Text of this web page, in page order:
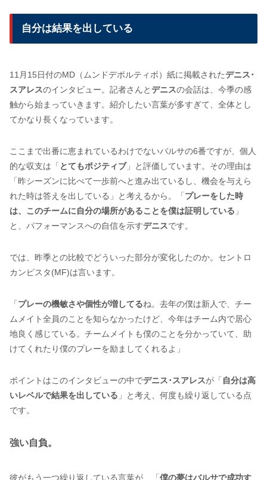
自分は結果を出している
11月15日付のMD（ムンドデポルティボ）紙に掲載されたデニス･
スアレスのインタビュー。記者さんとデニスの会話は、今季の感
触から始まっていきます。紹介したい言葉が多すぎて、全体とし
てかなり長くなっています。
ここまで出番に恵まれているわけでないバルサの6番ですが、個人
的な収支は「 とてもポジティブ」と評価しています。その理由は
「昨シーズンに比べて一歩前へと進み出ているし、機会を与えら
れた時は答えを出している」と考えるから。「 プレーをした時
は、このチームに自分の場所があることを僕は証明している 」
と、パフォーマンスへの自信を示すデニスです。
では、昨季との比較でどういった部分が変化したのか。セントロ
カンピスタ(MF)は言います。
「 プレーの機敏さや個性が増してるね。去年の僕は新人で、チー
ムメイト全員のことを知らなかったけど、今年はチーム内で居心
地良く感じている。チームメイトも僕のことを分かっていて、助
けてくれたり僕のプレーを励ましてくれるよ」
ポイントはこのインタビューの中でデニス･スアレスが「 自分は高
いレベルで結果を出している 」と考え、何度も繰り返している点
です。
強い自負。
彼がもう一つ繰り返している言葉が、「 僕の夢はバルサで成功す